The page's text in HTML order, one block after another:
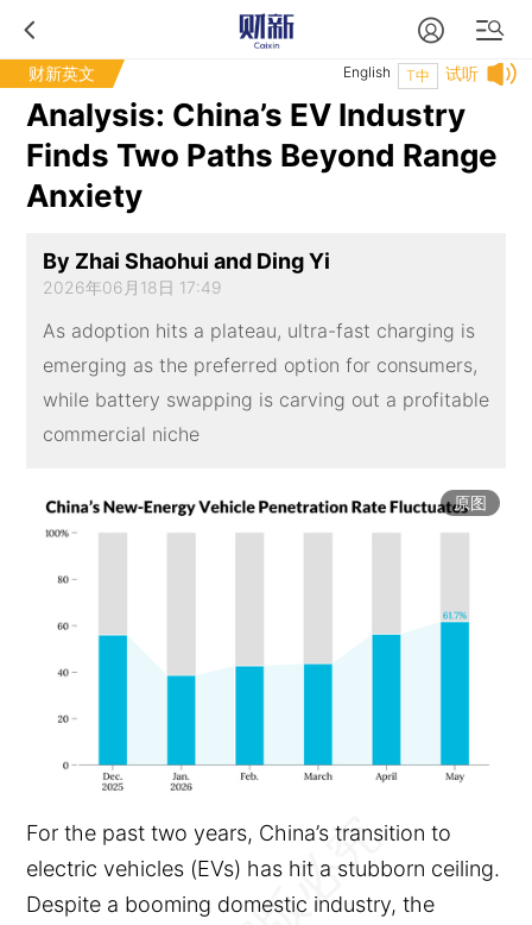
财新英文 试听
T中
English
Analysis: China’s EV Industry
Finds Two Paths Beyond Range
Anxiety
By Zhai Shaohui and Ding Yi
2026年06月18日 17:49
As adoption hits a plateau, ultra-fast charging is
emerging as the preferred option for consumers,
while battery swapping is carving out a profitable
commercial niche
原图
For the past two years, China’s transition to
electric vehicles (EVs) has hit a stubborn ceiling.
Despite a booming domestic industry, the